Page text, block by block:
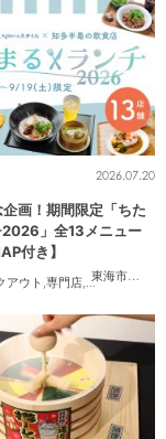
とりさま 東海市
,大府
2026.07.20
画！期間限定「ちた
2026」全13メニュー
付き】
アウト ,専門店,ちたまるスタ